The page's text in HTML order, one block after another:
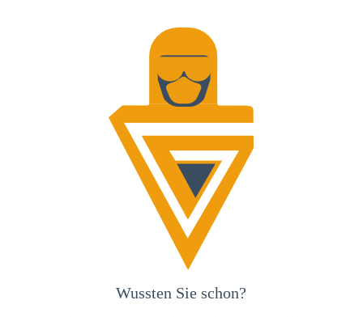
Wussten Sie schon?